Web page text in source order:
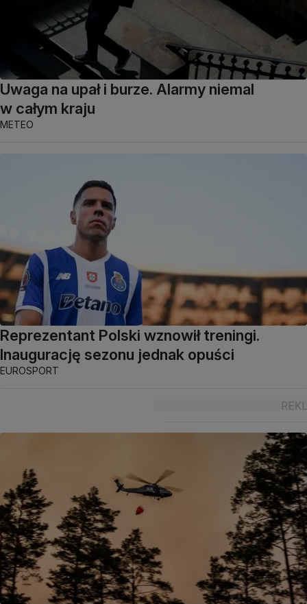
Uwaga na upał i burze. Alarmy niemal
w całym kraju
METEO
Reprezentant Polski wznowił treningi.
Inaugurację sezonu jednak opuści
EUROSPORT